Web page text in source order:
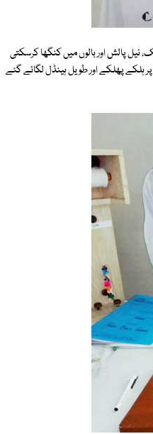
نیل پالش اور بالوں میں کنگھا کرسکتی
ہلکے پھلکے اور طویل ہینڈل لگائے گئے